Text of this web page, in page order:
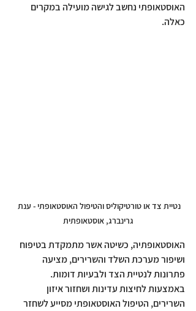
האוסטאופתי נחשב לגישה מועילה במקרים
כאלה.
נטיית צד או טורטיקוליס והטיפול האוסטאופתי - ענת
גרינברג, אוסטאופתית
האוסטאופתיה, כשיטה אשר מתמקדת בטיפוח
ושיפור מערכת השלד והשרירים, מציעה
פתרונות לנטיית הצד ולבעיות דומות.
באמצעות לחיצות עדינות ושחזור איזון
השרירים, הטיפול האוסטאופתי מסייע לשחזר